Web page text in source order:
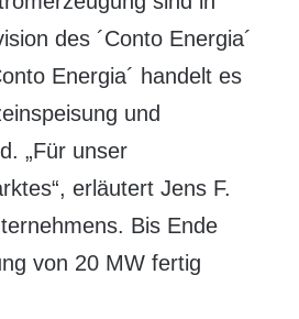
des ´Conto Energia´
Energia´ handelt es
und
„Für unser
erläutert Jens F.
Bis Ende
von 20 MW fertig